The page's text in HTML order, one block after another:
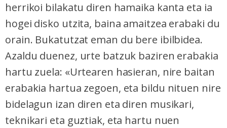
herrikoi bilakatu diren hamaika kanta eta ia
hogei disko utzita, baina amaitzea erabaki du
orain. Bukatutzat eman du bere ibilbidea.
Azaldu duenez, urte batzuk baziren erabakia
hartu zuela: «Urtearen hasieran, nire baitan
erabakia hartua zegoen, eta bildu nituen nire
bidelagun izan diren eta diren musikari,
teknikari eta guztiak, eta hartu nuen